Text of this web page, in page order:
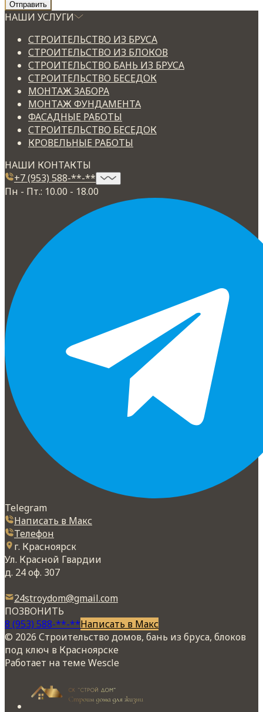
НАШИ УСЛУГИ
СТРОИТЕЛЬСТВО ИЗ БРУСА
СТРОИТЕЛЬСТВО ИЗ БЛОКОВ
СТРОИТЕЛЬСТВО БАНЬ ИЗ БРУСА
СТРОИТЕЛЬСТВО БЕСЕДОК
МОНТАЖ ЗАБОРА
МОНТАЖ ФУНДАМЕНТА
ФАСАДНЫЕ РАБОТЫ
СТРОИТЕЛЬСТВО БЕСЕДОК
КРОВЕЛЬНЫЕ РАБОТЫ
НАШИ КОНТАКТЫ
+7 (953) 588-**-**
Пн - Пт.: 10.00 - 18.00
Telegram
Написать в Макс
Телефон
г. Красноярск
Ул. Красной Гвардии
д. 24 оф. 307
24stroydom@gmail.com
ПОЗВОНИТЬ
8 (953) 588-**-**Написать в Макс
© 2026 Строительство домов, бань из бруса, блоков
под ключ в Красноярске
Работает на теме Wescle